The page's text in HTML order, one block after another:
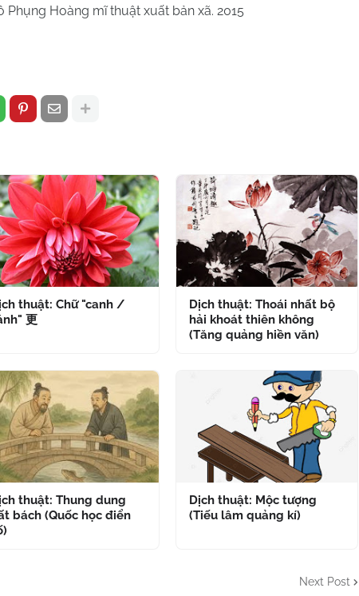
Phụng Hoàng mĩ thuật xuất bản xã. 2015
thuật: Chữ "canh /
更
Dịch thuật: Thoái nhất bộ
hải khoát thiên không
(Tăng quảng hiền văn)
thuật: Thung dung
bách (Quốc học điển
Dịch thuật: Mộc tượng
(Tiếu lâm quảng kí)
Next Post